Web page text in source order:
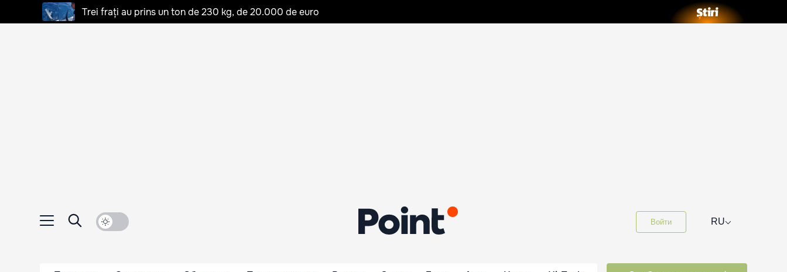
Trei frați au prins un ton de 230 kg, de 20.000 de euro
Войти RU⌵